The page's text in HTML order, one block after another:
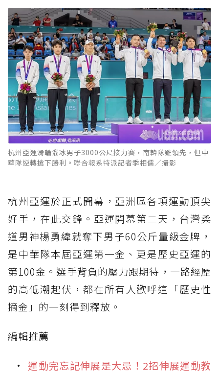
杭州亞運滑輪溜冰男子3000公尺接力賽，南韓隊雖領先，但中
華隊逆轉搶下勝利。聯合報系特派記者季相儒／攝影
杭州亞運於正式開幕，亞洲區各項運動頂尖
好手，在此交鋒。亞運開幕第二天，台灣柔
道男神楊勇緯就奪下男子60公斤量級金牌，
是中華隊本屆亞運第一金、更是歷史亞運的
第100金。選手背負的壓力跟期待，一路經歷
的高低潮起伏，都在所有人歡呼這「歷史性
摘金」的一刻得到釋放。
編輯推薦
運動完忘記伸展是大忌！2招伸展運動教